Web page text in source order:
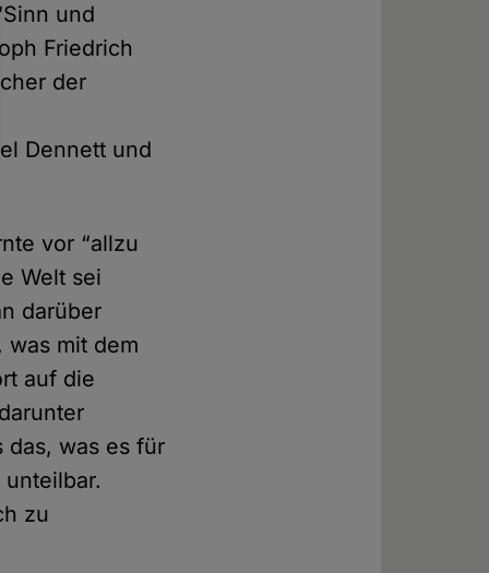
und
Friedrich
der
Dennett und
vor “allzu
Welt sei
darüber
was mit dem
auf die
das, was es für
zu